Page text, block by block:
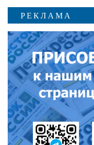
РЕКЛАМА